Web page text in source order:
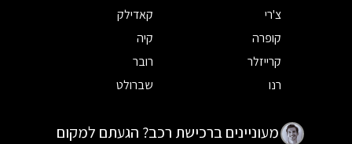
צ'רי
קאדילק
קופרה
קיה
קרייזלר
רובר
רנו
שברולט
מעוניינים ברכישת רכב? הגעתם למקום